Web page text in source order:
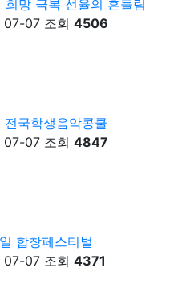
망 극복 선율의 흔들림
07-07 조회 4506
국학생음악콩쿨
07-07 조회 4847
합창페스티벌
07-07 조회 4371